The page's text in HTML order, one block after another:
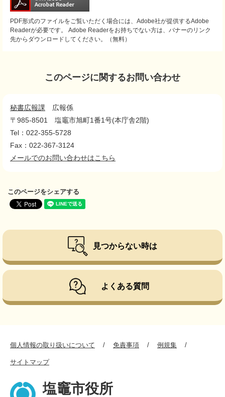
PDF形式のファイルをご覧いただく場合には、Adobe社が提供するAdobe
Readerが必要です。
Adobe Readerをお持ちでない方は、バナーのリンク
先からダウンロードしてください。（無料）
このページに関するお問い合わせ
秘書広報課
広報係
〒985-8501
塩竈市旭町1番1号(本庁舎2階)
Tel：022-355-5728
Fax：022-367-3124
メールでのお問い合わせはこちら
このページをシェアする
見つからない時は
よくある質問
個人情報の取り扱いについて 免責事項 例規集
サイトマップ
塩竈市役所